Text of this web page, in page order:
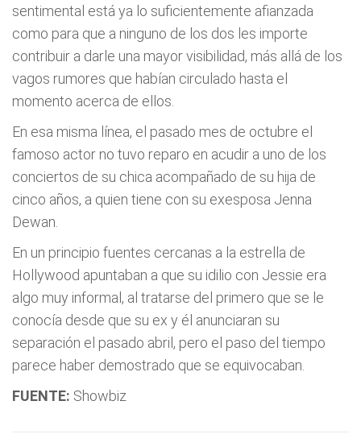
sentimental está ya lo suficientemente afianzada
como para que a ninguno de los dos les importe
contribuir a darle una mayor visibilidad, más allá de los
vagos rumores que habían circulado hasta el
momento acerca de ellos.
En esa misma línea, el pasado mes de octubre el
famoso actor no tuvo reparo en acudir a uno de los
conciertos de su chica acompañado de su hija de
cinco años, a quien tiene con su exesposa Jenna
Dewan.
En un principio fuentes cercanas a la estrella de
Hollywood apuntaban a que su idilio con Jessie era
algo muy informal, al tratarse del primero que se le
conocía desde que su ex y él anunciaran su
separación el pasado abril, pero el paso del tiempo
parece haber demostrado que se equivocaban.
FUENTE: Showbiz